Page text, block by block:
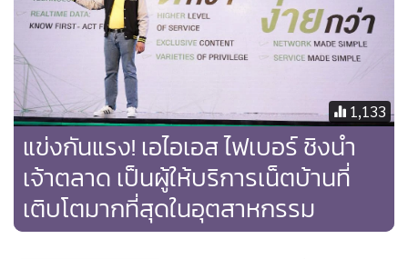
ในส่วนของลูกค้าเก่าที่ใช้งานแพกเกจ SUPER MESH WiFi
ความเร็ว 1Gbps / 100 Mbps ทางเอไอเอสไฟเบอร์จะให้แพกเกจ
SpeedBoost 1 Gbps / 500 mbps ตลอดอายุสัญญา ส่วนลูกค้า
ที่ใช้แพกเกจ 100 Mbps ปรับให้ใหม่เป็น 200/200 Mbps, แพก
เกจ 200 Mbps ขึ้นไป ปรับให้ใหม่เป็น 500/200 Mbps
สำหรับแพกเกจ eSports อัปสปีดใหม่ เริ่มต้นที่ 200/200 Mbps
+ 200/200 Mbps ที่มาพร้อมเราท์เตอร์ 2 ตัว และนวัตกรรมแยก
ท่อเกมออกจากท่ออินเทอร์เน็ตในบ้าน โดยลูกค้าเก่าที่ใช้
1,133
แข่งกันแรง! เอไอเอส ไฟเบอร์ ชิงนำ
เจ้าตลาด เป็นผู้ให้บริการเน็ตบ้านที่
เติบโตมากที่สุดในอุตสาหกรรม